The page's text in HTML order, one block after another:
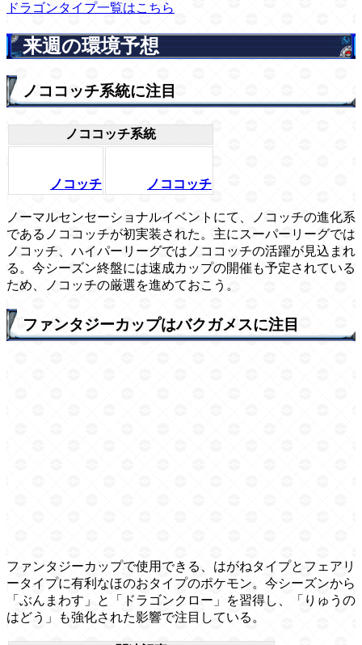
ドラゴンタイプ一覧はこちら
来週の環境予想
ノココッチ系統に注目
ノココッチ系統
ノコッチ ノココッチ
ノーマルセンセーショナルイベントにて、ノコッチの進化系
であるノココッチが初実装された。主にスーパーリーグでは
ノコッチ、ハイパーリーグではノココッチの活躍が見込まれ
る。今シーズン終盤には速成カップの開催も予定されている
ため、ノコッチの厳選を進めておこう。
ファンタジーカップはバクガメスに注目
ファンタジーカップで使用できる、はがねタイプとフェアリ
ータイプに有利なほのおタイプのポケモン。今シーズンから
「ぶんまわす」と「ドラゴンクロー」を習得し、「りゅうの
はどう」も強化された影響で注目している。